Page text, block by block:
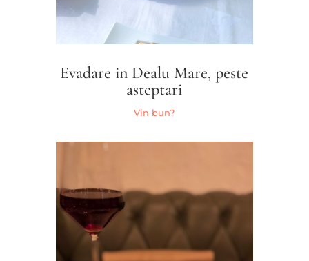
Evadare in Dealu Mare, peste
asteptari
Vin bun?